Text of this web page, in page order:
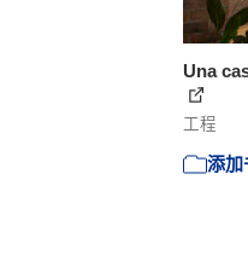
Una
工程
添加